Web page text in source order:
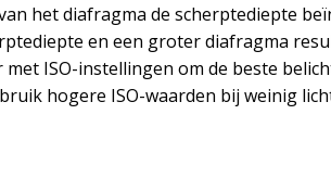
het diafragma de scherptediepte
en een groter diafragma
ISO-instellingen om de beste
hogere ISO-waarden bij weinig